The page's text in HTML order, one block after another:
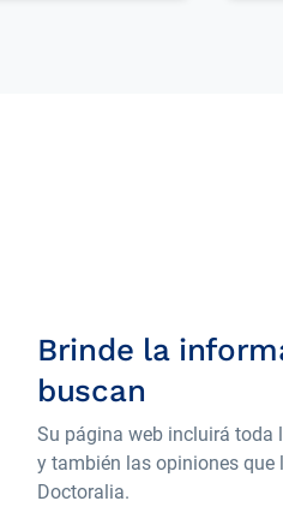
Brinde la
buscan
Su página web incluirá toda
y también las opiniones que
Doctoralia.